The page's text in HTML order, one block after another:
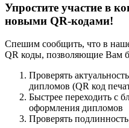
Упростите участие в
новыми QR-кодами!
Спешим сообщить, что в
QR коды, позволяющие Вам
Проверять
дипломов (QR код
Быстрее переходить с
оформления дипломов
Проверять